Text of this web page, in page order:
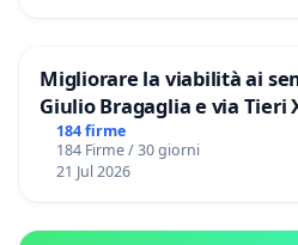
Migliorare la viabilità ai
Giulio Bragaglia e via Tieri
ROMA
184 firme
184 Firme / 30 giorni
21 Jul 2026